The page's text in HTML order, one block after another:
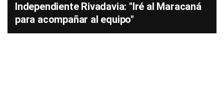
Independiente Rivadavia: "Iré al Maracaná
para acompañar al equipo"